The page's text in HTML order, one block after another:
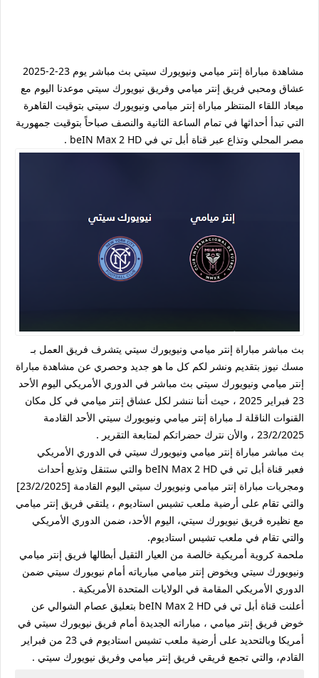
مشاهدة مباراة إنتر ميامي ونيويورك سيتي بث مباشر يوم 23-2-2025
عشاق ومحبي فريق إنتر ميامي وفريق نيويورك سيتي موعدنا اليوم مع
ميعاد اللقاء المنتظر مباراة إنتر ميامي ونيويورك سيتي بتوقيت القاهرة
التي تبدأ أحداثها في تمام الساعة الثانية والنصف صباحاً بتوقيت جمهورية
مصر المحلي وتذاع عبر قناة أبل تي في beIN Max 2 HD .
بث مباشر مباراة إنتر ميامي ونيويورك سيتي يتشرف فريق العمل بـ
مسك نيوز بتقديم ونشر لكم كل ما هو جديد وحصري عن مشاهدة مباراة
إنتر ميامي ونيويورك سيتي بث مباشر في الدوري الأمريكي اليوم الأحد
23 فبراير 2025 ، حيث أننا ننشر لكل عشاق إنتر ميامي في كل مكان
القنوات الناقلة لـ مباراة إنتر ميامي ونيويورك سيتي الأحد القادمة
23/2/2025 ، والأن نترك حضراتكم لمتابعة التقرير .
بث مباشر مباراة إنتر ميامي ونيويورك سيتي في الدوري الأمريكي
فعبر قناة أبل تي في beIN Max 2 HD والتي ستنقل وتذيع أحداث
ومجريات مباراة إنتر ميامي ونيويورك سيتي اليوم القادمة [23/2/2025]
والتي تقام على أرضية ملعب تشيس استاديوم ، يلتقي فريق إنتر ميامي
مع نظيره فريق نيويورك سيتي، اليوم الأحد، ضمن الدوري الأمريكي
والتي تقام في ملعب تشيس استاديوم.
ملحمة كروية أمريكية خالصة من العيار الثقيل أبطالها فريق إنتر ميامي
ونيويورك سيتي ويخوض إنتر ميامي مبارياته أمام نيويورك سيتي ضمن
الدوري الأمريكي المقامة في الولايات المتحدة الأمريكية .
أعلنت قناة أبل تي في beIN Max 2 HD بتعليق عصام الشوالي عن
خوض فريق إنتر ميامي ، مباراته الجديدة أمام فريق نيويورك سيتي في
أمريكا وبالتحديد على أرضية ملعب تشيس استاديوم في 23 من فبراير
القادم، والتي تجمع فريقي فريق إنتر ميامي وفريق نيويورك سيتي .